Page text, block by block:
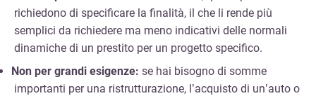
richiedono di specificare la finalità, il che li rende più
semplici da richiedere ma meno indicativi delle normali
dinamiche di un prestito per un progetto specifico.
Non per grandi esigenze: se hai bisogno di somme
importanti per una ristrutturazione, l’acquisto di un’auto o